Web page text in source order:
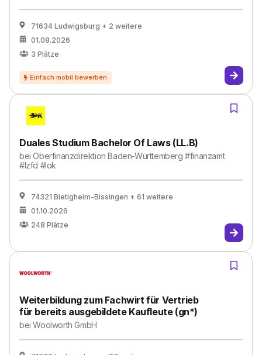
71634 Ludwigsburg + 2 weitere
01.08.2026
3 Plätze
Duales Studium Bachelor Of Laws (LL.B)
beiOberfinanzdirektion Baden-Württemberg #finanzamt
#lzfd #lok
74321 Bietigheim-Bissingen + 61 weitere
01.10.2026
248 Plätze
Weiterbildung zum Fachwirt für Vertrieb
für bereits ausgebildete Kaufleute (gn*)
beiWoolworth GmbH